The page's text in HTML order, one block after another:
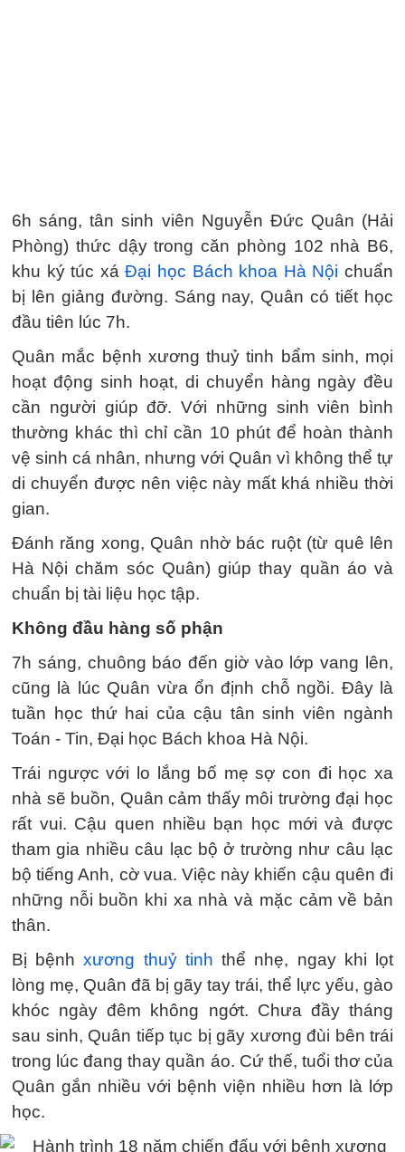
6h sáng, tân sinh viên Nguyễn Đức Quân (Hải
Phòng) thức dậy trong căn phòng 102 nhà B6,
khu ký túc xáĐại học Bách khoa Hà Nộichuẩn
bị lên giảng đường. Sáng nay, Quân có tiết học
đầu tiên lúc 7h.
Quân mắc bệnh xương thuỷ tinh bẩm sinh, mọi
hoạt động sinh hoạt, di chuyển hàng ngày đều
cần người giúp đỡ. Với những sinh viên bình
thường khác thì chỉ cần 10 phút để hoàn thành
vệ sinh cá nhân, nhưng với Quân vì không thể tự
di chuyển được nên việc này mất khá nhiều thời
gian.
Đánh răng xong, Quân nhờ bác ruột (từ quê lên
Hà Nội chăm sóc Quân) giúp thay quần áo và
chuẩn bị tài liệu học tập.
Không đầu hàng số phận
7h sáng, chuông báo đến giờ vào lớp vang lên,
cũng là lúc Quân vừa ổn định chỗ ngồi. Đây là
tuần học thứ hai của cậu tân sinh viên ngành
Toán - Tin, Đại học Bách khoa Hà Nội.
Trái ngược với lo lắng bố mẹ sợ con đi học xa
nhà sẽ buồn, Quân cảm thấy môi trường đại học
rất vui. Cậu quen nhiều bạn học mới và được
tham gia nhiều câu lạc bộ ở trường như câu lạc
bộ tiếng Anh, cờ vua. Việc này khiến cậu quên đi
những nỗi buồn khi xa nhà và mặc cảm về bản
thân.
Bị bệnhxương thuỷ tinh thể nhẹ, ngay khi lọt
lòng mẹ, Quân đã bị gãy tay trái, thể lực yếu, gào
khóc ngày đêm không ngớt. Chưa đầy tháng
sau sinh, Quân tiếp tục bị gãy xương đùi bên trái
trong lúc đang thay quần áo. Cứ thế, tuổi thơ của
Quân gắn nhiều với bệnh viện nhiều hơn là lớp
học.